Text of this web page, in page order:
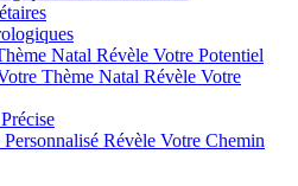
Natal Révèle Votre Potentiel
Thème Natal Révèle Votre
Révèle Votre Chemin